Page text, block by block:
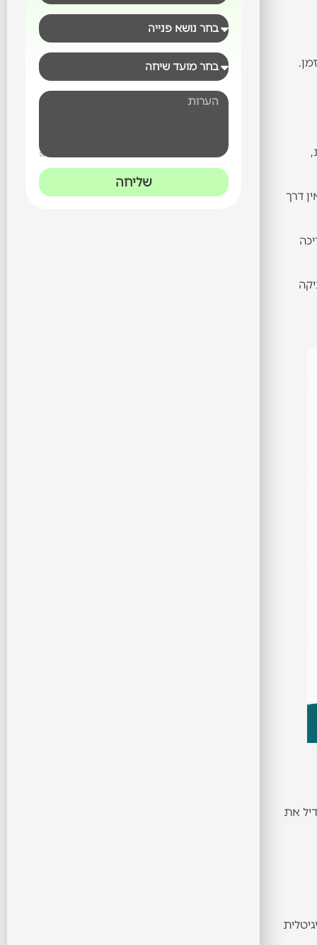
במצב של "המתנה פסיבית": חודש אחד מגיעים 15 מטופלים חדשים, בחודש הבא 4. אין דרך
3-5 רופאים בקליניקה
את
שליחה